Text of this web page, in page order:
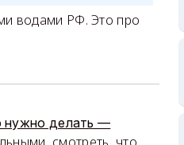
водами РФ. Это про
нужно делать —